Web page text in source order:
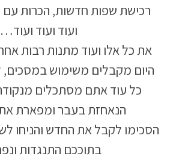
רכישת שפות חדשות, הכרות עם
ועוד ועוד ועוד…
את כל אלו ועוד מתנות רבות
היום מקבלים משימוש במסכים,
כל עוד אתם מסתכלים
הנאחזת בעבר ומפארת
הסכימו לקבל את החדש והניחו
בתוככם התנגדות